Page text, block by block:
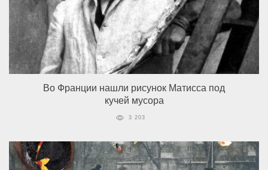
Во Франции нашли рисунок Матисса под
кучей мусора
3 203